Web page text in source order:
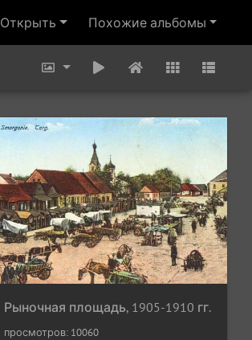
Открыть Похожие альбомы
Рыночная площадь, 1905-1910 гг.
просмотров: 10060